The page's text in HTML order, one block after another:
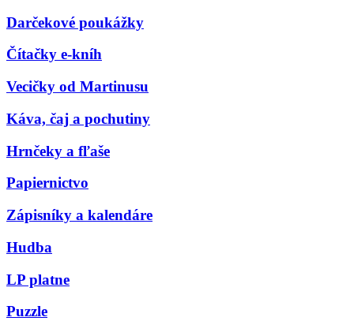
Darčekové poukážky
Čítačky e-kníh
Vecičky od Martinusu
Káva, čaj a pochutiny
Hrnčeky a fľaše
Papiernictvo
Zápisníky a kalendáre
Hudba
LP platne
Puzzle